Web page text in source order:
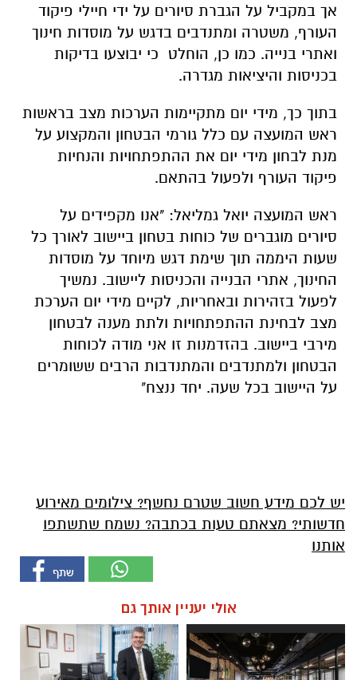
אך במקביל על הגברת סיורים על ידי חיילי פיקוד
העורף, משטרה ומתנדבים בדגש על מוסדות חינוך
ואתרי בנייה. כמו כן, הוחלט כי יבוצעו בדיקות
בכניסות והיציאות מגדרה.
בתוך כך, מידי יום מתקיימות הערכות מצב בראשות
ראש המועצה עם כלל גורמי הבטחון והמקצוע על
מנת לבחון מידי יום את ההתפתחויות והנחיות
פיקוד העורף ולפעול בהתאם.
ראש המועצה יואל גמליאל: "אנו מקפידים על
סיורים מוגברים של כוחות בטחון ביישוב לאורך כל
שעות היממה תוך שימת דגש מיוחד על מוסדות
החינוך, אתרי הבנייה והכניסות ליישוב. נמשיך
לפעול בזהירות ובאחריות, לקיים מידי יום הערכת
מצב לבחינת ההתפתחויות ולתת מענה לבטחון
מירבי ביישוב. בהזדמנות זו אני מודה לכוחות
הבטחון ולמתנדבים והמתנדבות הרבים ששומרים
על היישוב בכל שעה. יחד ננצח"
יש לכם מידע חשוב שטרם נחשף? צילומים מאירוע
חדשותי? מצאתם טעות בכתבה? נשמח שתשתפו
אותנו
אולי יעניין אותך גם